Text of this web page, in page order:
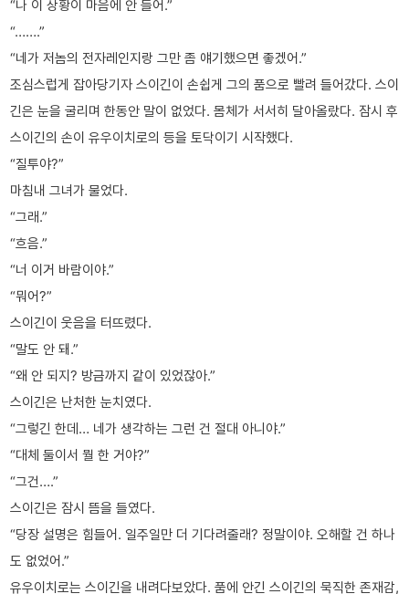
“나 이 상황이 마음에 안 들어.”
“…….”
“네가 저놈의 전자레인지랑 그만 좀 얘기했으면 좋겠어.”
조심스럽게 잡아당기자 스이긴이 손쉽게 그의 품으로 빨려 들어갔다. 스이
긴은 눈을 굴리며 한동안 말이 없었다. 몸체가 서서히 달아올랐다. 잠시 후
스이긴의 손이 유우이치로의 등을 토닥이기 시작했다.
“질투야?”
마침내 그녀가 물었다.
“그래.”
“흐음.”
“너 이거 바람이야.”
“뭐어?”
스이긴이 웃음을 터뜨렸다.
“말도 안 돼.”
“왜 안 되지? 방금까지 같이 있었잖아.”
스이긴은 난처한 눈치였다.
“그렇긴 한데… 네가 생각하는 그런 건 절대 아니야.”
“대체 둘이서 뭘 한 거야?”
“그건….”
스이긴은 잠시 뜸을 들였다.
“당장 설명은 힘들어. 일주일만 더 기다려줄래? 정말이야. 오해할 건 하나
도 없었어.”
유우이치로는 스이긴을 내려다보았다. 품에 안긴 스이긴의 묵직한 존재감,